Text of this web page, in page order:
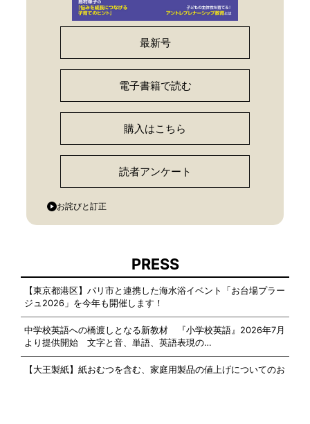
最新号
電子書籍で読む
購入はこちら
読者アンケート
お詫びと訂正
PRESS
【東京都港区】パリ市と連携した海水浴イベント「お台場プラー
ジュ2026」を今年も開催します！
中学校英語への橋渡しとなる新教材 『小学校英語』2026年7月
より提供開始 文字と音、単語、英語表現の…
【大王製紙】紙おむつを含む、家庭用製品の値上げについてのお